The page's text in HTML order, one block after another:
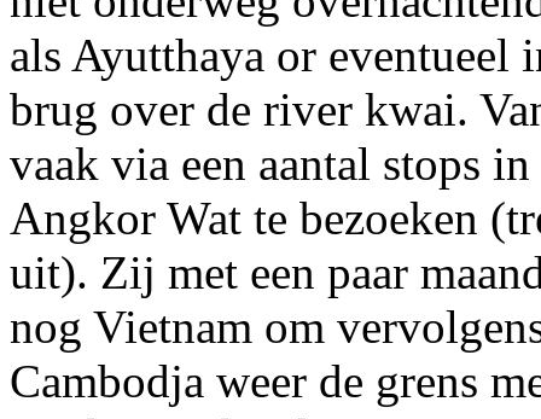
als Ayutthaya or eventueel
brug over de river kwai.
vaak via een aantal stops
Angkor Wat te bezoeken
uit). Zij met een paar
nog Vietnam om
Cambodja weer de grens